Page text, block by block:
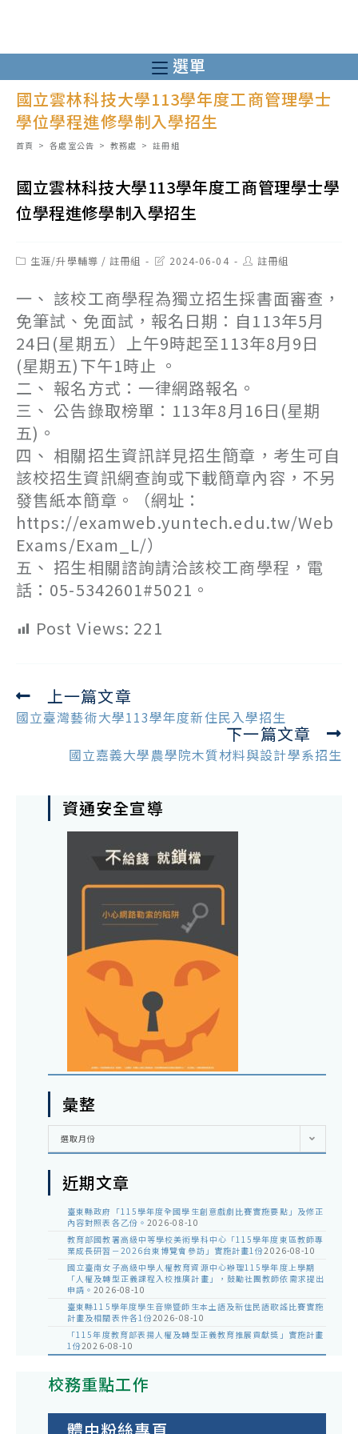
至
主
內
選單
國立雲林科技大學113學年度工商管理學士
學位學程進修學制入學招生
首頁 > 各處室公告 > 教務處 > 註冊組
國立雲林科技大學113學年度工商管理學士學
位學程進修學制入學招生
Post生涯/升學輔導 / 註冊組
Post2024-06-04
Post註冊組
一、 該校工商學程為獨立招生採書面審查，
免筆試、免面試，報名日期：自113年5月
24日(星期五）上午9時起至113年8月9日
(星期五)下午1時止 。
二、 報名方式：一律網路報名。
三、 公告錄取榜單：113年8月16日(星期
五)。
四、 相關招生資訊詳見招生簡章，考生可自
該校招生資訊網查詢或下載簡章內容，不另
發售紙本簡章。（網址：
https://examweb.yuntech.edu.tw/Web
Exams/Exam_L/）
五、 招生相關諮詢請洽該校工商學程，電
話：05-5342601#5021。
Post Views: 221
Read
more
上一篇文章
國立臺灣藝術大學113學年度新住民入學招生
下一篇文章
國立嘉義大學農學院木質材料與設計學系招生
資通安全宣導
彙整
彙
選取月份
近期文章
臺東縣政府「115學年度全國學生創意戲劇比賽實施要點」及修正
內容對照表各乙份。 2026-08-10
教育部國教署高級中等學校美術學科中心「115學年度東區教師專
業成長研習－2026台東博覽會參訪」實施計畫1份2026-08-10
國立臺南女子高級中學人權教育資源中心辦理115學年度上學期
「人權及轉型正義課程入校推廣計畫」，鼓勵社團教師依需求提出
申請。2026-08-10
臺東縣115學年度學生音樂暨師生本土語及新住民語歌謠比賽實施
計畫及相關表件各1份2026-08-10
「115年度教育部表揚人權及轉型正義教育推展貢獻獎」實施計畫
1份2026-08-10
校務重點工作